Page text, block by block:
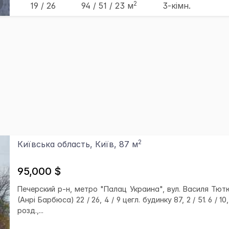
19 / 26 94 / 51 / 23 м2 3-кімн.
Київська область, Київ, 87 м2
95,000 $
Печерский р-н, метро "Палац Украина", вул. Василя
(Анрі Барбюса) 22 / 26, 4 / 9 цегл. будинку 87, 2 / 51. 6 /
розд.,...